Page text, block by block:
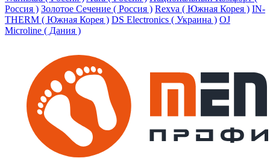
Россия ) Золотое Сечение ( Россия ) Rexva ( Южная Корея ) IN-
THERM ( Южная Корея ) DS Electronics ( Украина ) OJ
Microline ( Дания )